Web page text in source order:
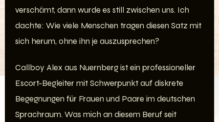
verschämt, dann wurde es still zwischen uns. Ich
dachte: Wie viele Menschen tragen diesen Satz mit
sich herum, ohne ihn je auszusprechen?
Callboy Alex aus Nuernberg ist ein professioneller
Escort-Begleiter mit Schwerpunkt auf diskrete
Begegnungen für Frauen und Paare im deutschen
Sprachraum. Was mich an diesem Beruf seit